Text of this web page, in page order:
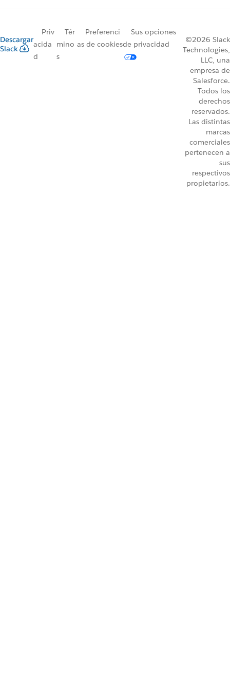
Descargar
Slack
Priv
acida
d
Tér
mino
s
Preferenci
as de cookies
Sus opciones
de privacidad
©2026 Slack
Technologies,
LLC, una
empresa de
Salesforce.
Todos los
derechos
reservados.
Las distintas
marcas
comerciales
pertenecen a
sus
respectivos
propietarios.